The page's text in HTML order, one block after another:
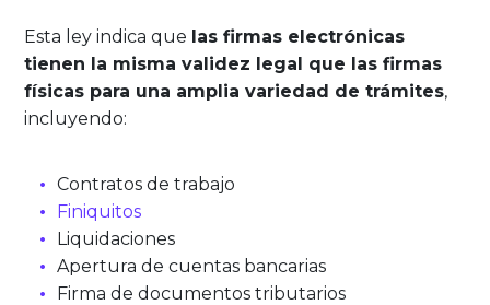
Esta ley indica que las firmas electrónicas
tienen la misma validez legal que las firmas
físicas para una amplia variedad de trámites,
incluyendo:
Contratos de trabajo
Finiquitos
Liquidaciones
Apertura de cuentas bancarias
Firma de documentos tributarios